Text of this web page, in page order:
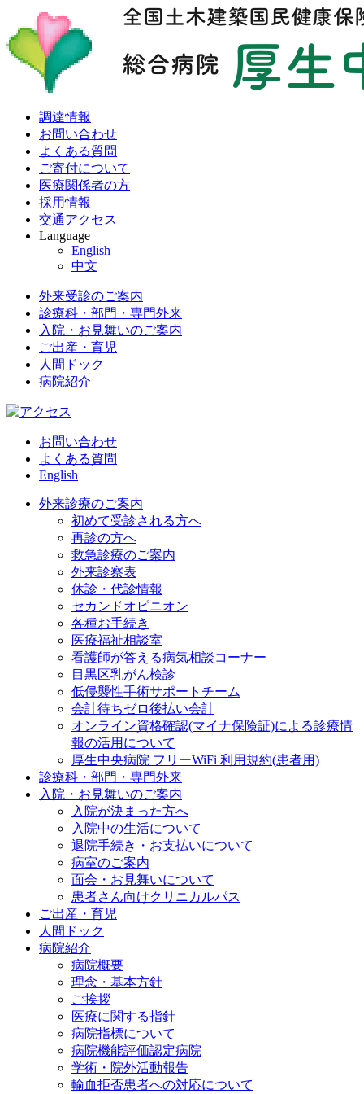
調達情報
お問い合わせ
よくある質問
ご寄付について
医療関係者の方
採用情報
交通アクセス
Language
English
中文
外来受診のご案内
診療科・部門・専門外来
入院・お見舞いのご案内
ご出産・育児
人間ドック
病院紹介
お問い合わせ
よくある質問
English
外来診療のご案内
初めて受診される方へ
再診の方へ
救急診療のご案内
外来診察表
休診・代診情報
セカンドオピニオン
各種お手続き
医療福祉相談室
看護師が答える病気相談コーナー
目黒区乳がん検診
低侵襲性手術サポートチーム
会計待ちゼロ後払い会計
オンライン資格確認(マイナ保険証)による診療情
報の活用について
厚生中央病院 フリーWiFi 利用規約(患者用)
診療科・部門・専門外来
入院・お見舞いのご案内
入院が決まった方へ
入院中の生活について
退院手続き・お支払いについて
病室のご案内
面会・お見舞いについて
患者さん向けクリニカルパス
ご出産・育児
人間ドック
病院紹介
病院概要
理念・基本方針
ご挨拶
医療に関する指針
病院指標について
病院機能評価認定病院
学術・院外活動報告
輸血拒否患者への対応について